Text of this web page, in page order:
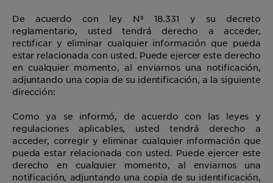
De acuerdo con ley Nº 18.331 y su decreto
reglamentario, usted tendrá derecho a acceder,
rectificar y eliminar cualquier información que pueda
estar relacionada con usted. Puede ejercer este derecho
en cualquier momento, al enviarnos una notificación,
adjuntando una copia de su identificación, a la siguiente
dirección:
Como ya se informó, de acuerdo con las leyes y
regulaciones aplicables, usted tendrá derecho a
acceder, corregir y eliminar cualquier información que
pueda estar relacionada con usted. Puede ejercer este
derecho en cualquier momento, al enviarnos una
notificación, adjuntando una copia de su identificación,